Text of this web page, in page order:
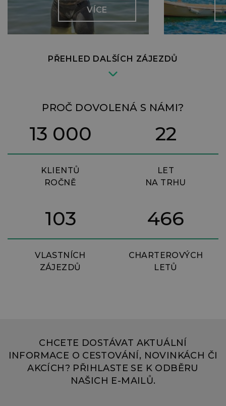
VÍCE
PŘEHLED DALŠÍCH ZÁJEZDŮ
PROČ DOVOLENÁ S NÁMI?
KLIENTŮ
ROČNĚ
13 000
LET
NA TRHU
22
VLASTNÍCH
ZÁJEZDŮ
103
CHARTEROVÝCH
LETŮ
466
CHCETE DOSTÁVAT AKTUÁLNÍ
INFORMACE O CESTOVÁNÍ, NOVINKÁCH ČI
AKCÍCH? PŘIHLASTE SE K ODBĚRU
NAŠICH E-MAILŮ.